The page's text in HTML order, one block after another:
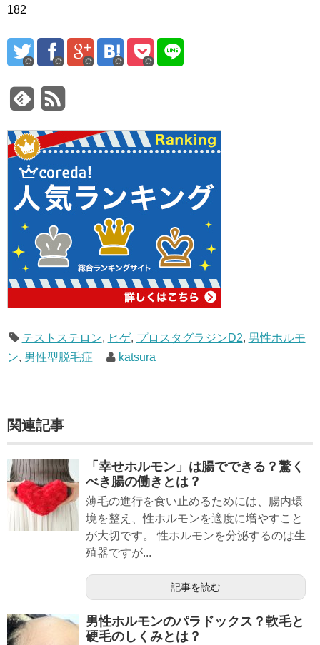
182
テストステロン, ヒゲ, プロスタグラジンD2, 男性ホルモ
ン, 男性型脱毛症 katsura
関連記事
「幸せホルモン」は腸でできる？驚く
べき腸の働きとは？
薄毛の進行を食い止めるためには、腸内環
境を整え、性ホルモンを適度に増やすこと
が大切です。 性ホルモンを分泌するのは生
殖器ですが...
記事を読む
男性ホルモンのパラドックス？軟毛と
硬毛のしくみとは？